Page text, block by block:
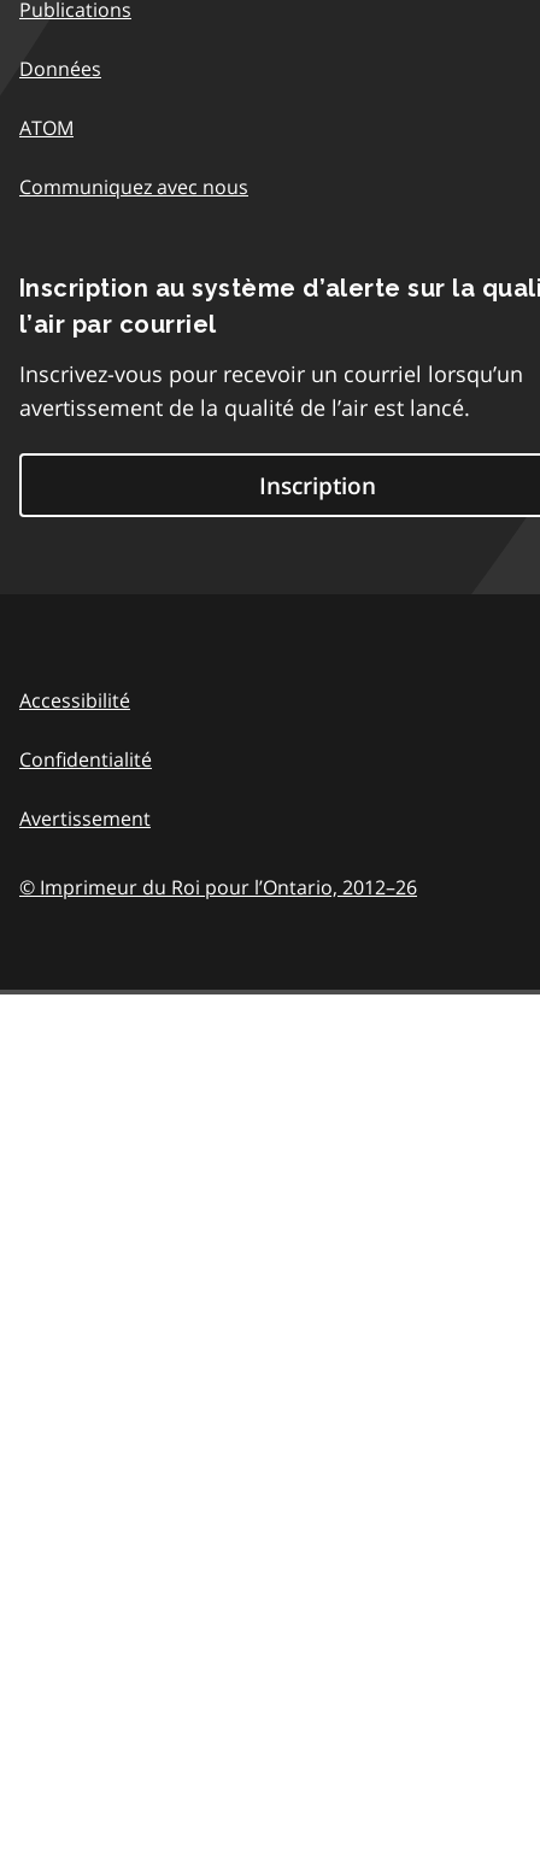
Publications
Données
ATOM
Communiquez avec nous
Inscription au système d’alerte sur la
l’air par courriel
Inscrivez-vous pour recevoir un courriel lorsqu’un
avertissement de la qualité de l’air est lancé.
Inscription
Accessibilité
Confidentialité
Avertissement
© Imprimeur du Roi pour l’Ontario, 2012–26